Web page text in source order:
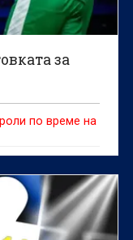
за
по време на